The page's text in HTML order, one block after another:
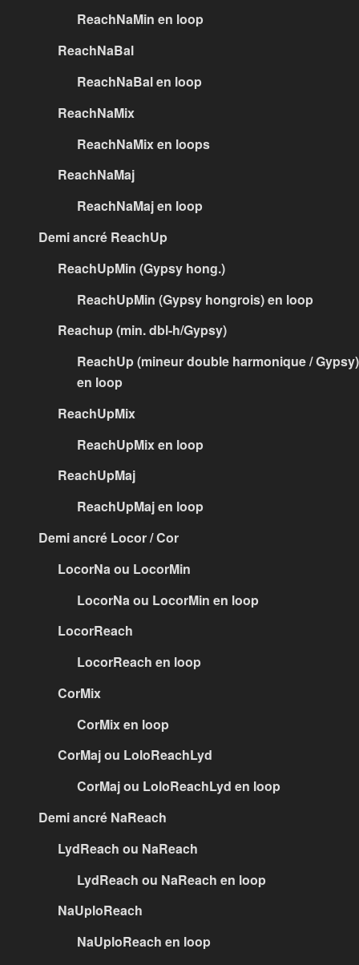
ReachNaMin en loop
ReachNaBal
ReachNaBal en loop
ReachNaMix
ReachNaMix en loops
ReachNaMaj
ReachNaMaj en loop
Demi ancré ReachUp
ReachUpMin (Gypsy hong.)
ReachUpMin (Gypsy hongrois) en loop
Reachup (min. dbl-h/Gypsy)
ReachUp (mineur double harmonique / Gypsy)
en loop
ReachUpMix
ReachUpMix en loop
ReachUpMaj
ReachUpMaj en loop
Demi ancré Locor / Cor
LocorNa ou LocorMin
LocorNa ou LocorMin en loop
LocorReach
LocorReach en loop
CorMix
CorMix en loop
CorMaj ou LoloReachLyd
CorMaj ou LoloReachLyd en loop
Demi ancré NaReach
LydReach ou NaReach
LydReach ou NaReach en loop
NaUploReach
NaUploReach en loop